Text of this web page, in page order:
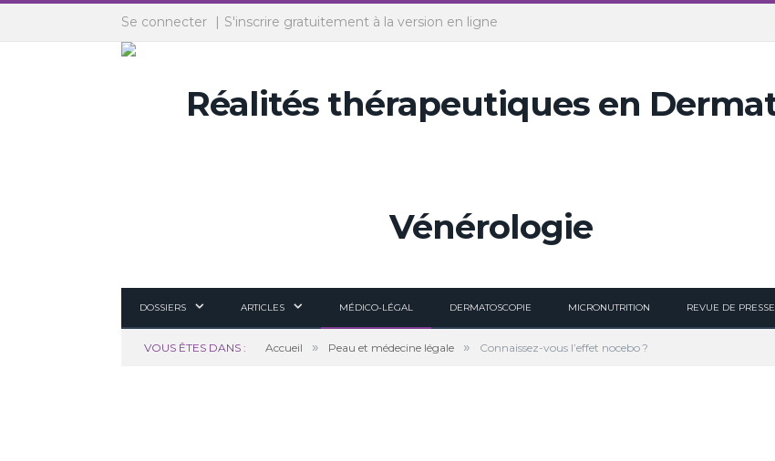
Panneau de gestion des cookies
Se connecter S'inscrire gratuitement à la version en ligne
DOSSIERS ARTICLES MÉDICO-LÉGAL DERMATOSCOPIE MICRONUTRITION REVUE DE PRESSE
VOUS ÊTES DANS : Accueil » Peau et médecine légale » Connaissez-vous l’effet nocebo ?